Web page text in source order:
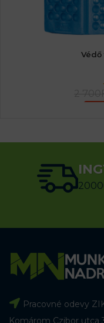
Pracovné odevy
Komárom Czibor utca